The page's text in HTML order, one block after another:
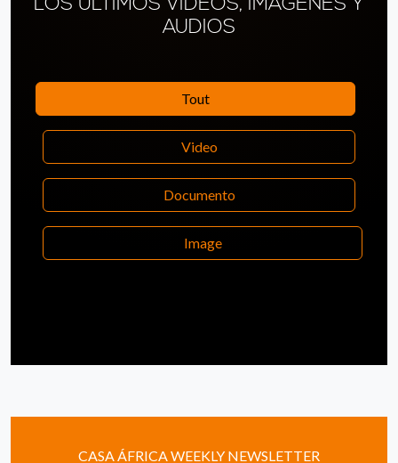
AUDIOS
Tout
Video
Documento
Image
CASA ÁFRICA WEEKLY NEWSLETTER